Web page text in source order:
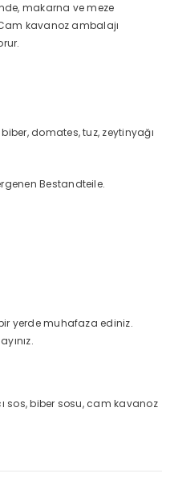
makarna ve meze
kavanoz ambalajı
domates, tuz, zeytinyağı
Bestandteile.
bir yerde muhafaza ediniz.
sos, biber sosu, cam kavanoz